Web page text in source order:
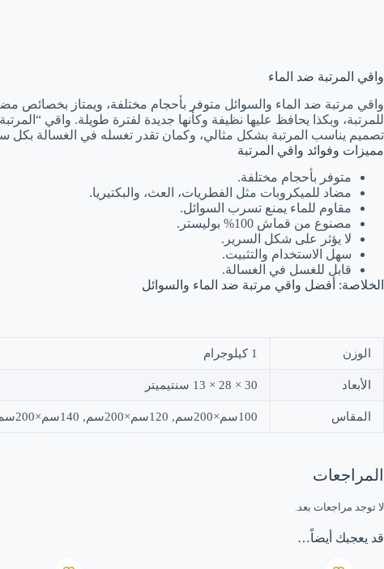
واقي المرتبة ضد الماء
واقي مرتبة ضد الماء والسوائل متوفر بأحجام مختلفة، ويمتاز بخصائص
تصميم يناسب المرتبة بشكل مثالي، وكمان تقدر تغسله في الغسالة بكل
مميزات وفوائد واقي المرتبة
متوفر بأحجام مختلفة.
مضاد للميكروبات مثل الفطريات، العث، والبكتيريا.
مقاوم للماء يمنع تسرب السوائل.
مصنوع من قماش 100% بوليستر.
لا يؤثر على شكل السرير.
سهل الاستخدام والتثبيت.
قابل للغسل في الغسالة.
الخلاصة: أفضل واقي مرتبة ضد الماء والسوائل
الوزن 1 كيلوجرام
الأبعاد 30 × 28 × 13 سنتيميتر
المقاس 100سم×200سم, 120سم×200سم, 140سم×200سم, 160سم×200سم, 180سم×200سم, 200سم×200سم
المراجعات
لا توجد مراجعات بعد.
قد يعجبك أيضاً…